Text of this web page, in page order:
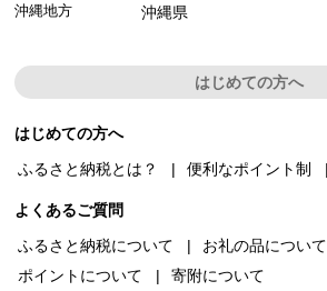
沖縄地方 沖縄県
はじめての方へ
はじめての方へ
ふるさと納税とは？
便利なポイント制
よくあるご質問
ふるさと納税について
お礼の品について
ポイントについて
寄附について